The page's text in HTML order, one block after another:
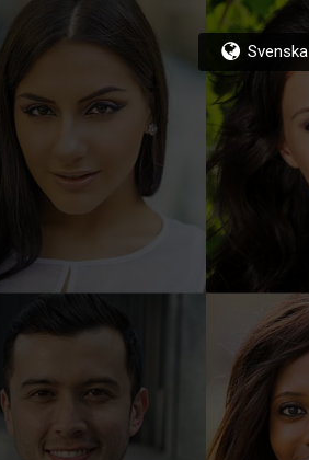
Svenska